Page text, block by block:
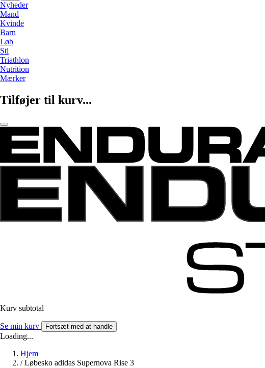
Nyheder
Mand
Kvinde
Barn
Løb
Sti
Triathlon
Nutrition
Mærker
Tilføjer til kurv...
Kurv subtotal
Se min kurv Fortsæt med at handle
Loading...
Hjem
/ Løbesko adidas Supernova Rise 3